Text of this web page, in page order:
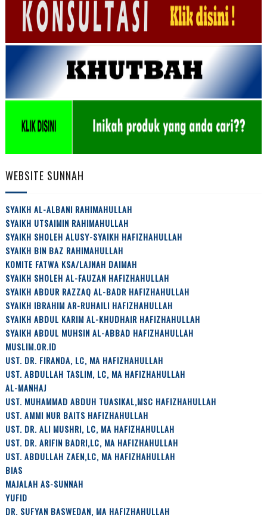
WEBSITE SUNNAH
SYAIKH AL-ALBANI RAHIMAHULLAH
SYAIKH UTSAIMIN RAHIMAHULLAH
SYAIKH SHOLEH ALUSY-SYAIKH HAFIZHAHULLAH
SYAIKH BIN BAZ RAHIMAHULLAH
KOMITE FATWA KSA/LAJNAH DAIMAH
SYAIKH SHOLEH AL-FAUZAN HAFIZHAHULLAH
SYAIKH ABDUR RAZZAQ AL-BADR HAFIZHAHULLAH
SYAIKH IBRAHIM AR-RUHAILI HAFIZHAHULLAH
SYAIKH ABDUL KARIM AL-KHUDHAIR HAFIZHAHULLAH
SYAIKH ABDUL MUHSIN AL-ABBAD HAFIZHAHULLAH
MUSLIM.OR.ID
UST. DR. FIRANDA, LC, MA HAFIZHAHULLAH
UST. ABDULLAH TASLIM, LC, MA HAFIZHAHULLAH
AL-MANHAJ
UST. MUHAMMAD ABDUH TUASIKAL,MSC HAFIZHAHULLAH
UST. AMMI NUR BAITS HAFIZHAHULLAH
UST. DR. ALI MUSHRI, LC, MA HAFIZHAHULLAH
UST. DR. ARIFIN BADRI,LC, MA HAFIZHAHULLAH
UST. ABDULLAH ZAEN,LC, MA HAFIZHAHULLAH
BIAS
MAJALAH AS-SUNNAH
YUFID
DR. SUFYAN BASWEDAN, MA HAFIZHAHULLAH